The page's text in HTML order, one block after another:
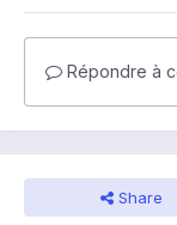
Répondre à
Share